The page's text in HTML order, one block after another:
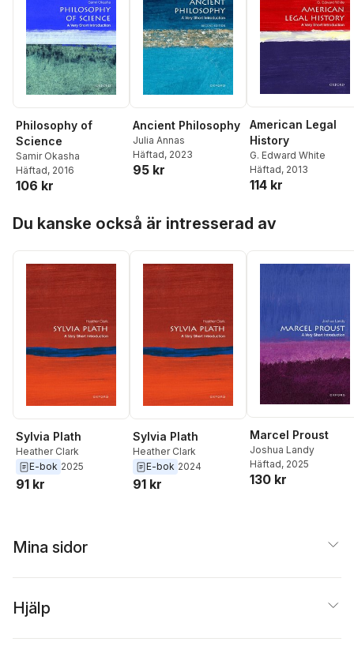
Philosophy of
Science
Samir Okasha
Häftad, 2016
106 kr
Ancient Philosophy
Julia Annas
Häftad, 2023
95 kr
American Legal
History
G. Edward White
Häftad, 2013
114 kr
Du kanske också är intresserad av
Sylvia Plath
Heather Clark
E-bok 2025
91 kr
Sylvia Plath
Heather Clark
E-bok 2024
91 kr
Marcel Proust
Joshua Landy
Häftad, 2025
130 kr
Mina sidor
Hjälp